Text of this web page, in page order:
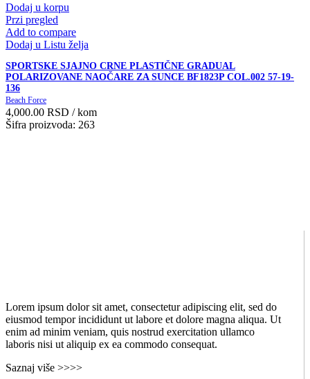
Dodaj u korpu
Przi pregled
Add to compare
Dodaj u Listu želja
SPORTSKE SJAJNO CRNE PLASTIČNE GRADUAL
POLARIZOVANE NAOČARE ZA SUNCE BF1823P COL.002 57-19-
136
Beach Force
4,000.00 RSD / kom
Šifra proizvoda: 263
Lorem ipsum dolor sit amet, consectetur adipiscing elit, sed do
eiusmod tempor incididunt ut labore et dolore magna aliqua. Ut
enim ad minim veniam, quis nostrud exercitation ullamco
laboris nisi ut aliquip ex ea commodo consequat.
Saznaj više >>>>